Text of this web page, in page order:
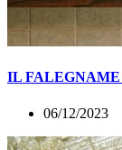
IL
06/12/2023